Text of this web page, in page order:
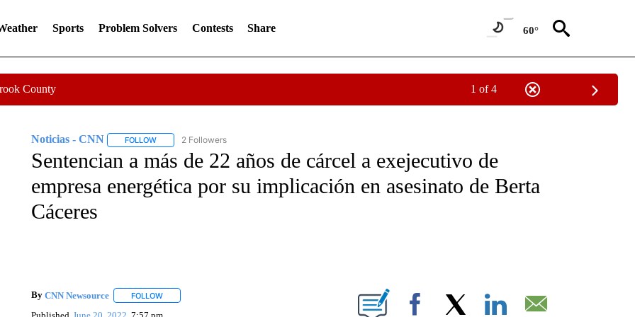
Sports Problem Solvers Contests Share 60°
County 1 of 4
Noticias - CNN FOLLOWFOLLOW "NOTICIAS - CNN" TO RECEIVE NOTIFICATIONS ABOUT NEW PAGES ON "NOTICIAS - CNN".
2 Followers
Sentencian a más de 22 años de cárcel a exejecutivo de
empresa energética por su implicación en asesinato de Berta
Cáceres
By CNN Newsource FOLLOWFOLLOW "" TO RECEIVE NOTIFICATIONS ABOUT NEW PAGES ON "".